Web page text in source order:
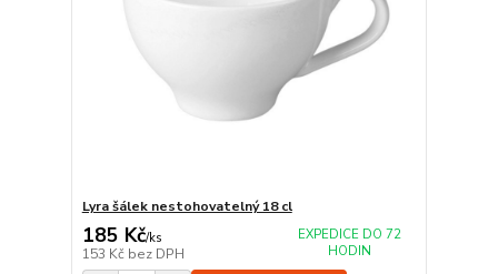
Lyra šálek nestohovatelný 18 cl
185 Kč/ks
153 Kč bez DPH
EXPEDICE DO 72
HODIN